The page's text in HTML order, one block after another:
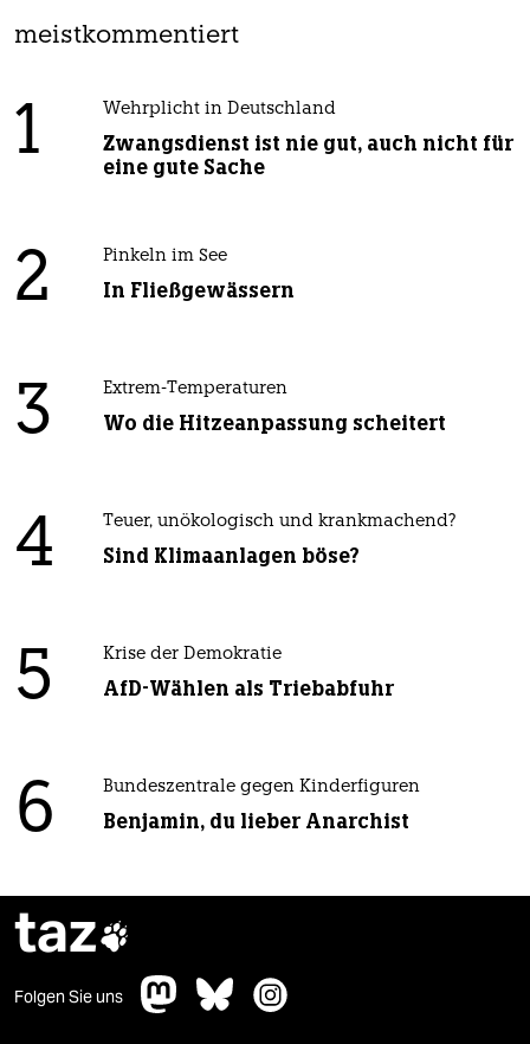
meistkommentiert
1 Wehrplicht in Deutschland
Zwangsdienst ist nie gut, auch nicht für
eine gute Sache
2 Pinkeln im See
In Fließgewässern
3 Extrem-Temperaturen
Wo die Hitzeanpassung scheitert
4 Teuer, unökologisch und krankmachend?
Sind Klimaanlagen böse?
5 Krise der Demokratie
AfD-Wählen als Triebabfuhr
6 Bundeszentrale gegen Kinderfiguren
Benjamin, du lieber Anarchist
taz
Folgen Sie uns